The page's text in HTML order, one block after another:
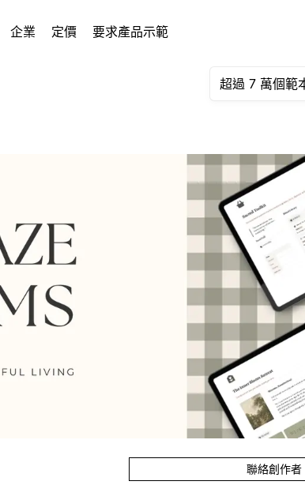
企業 定價 要求產品示範
聯絡創作者